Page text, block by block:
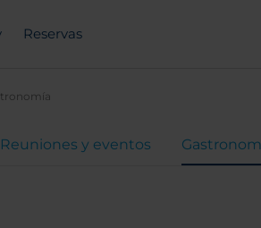
Reservas
Reuniones y eventos